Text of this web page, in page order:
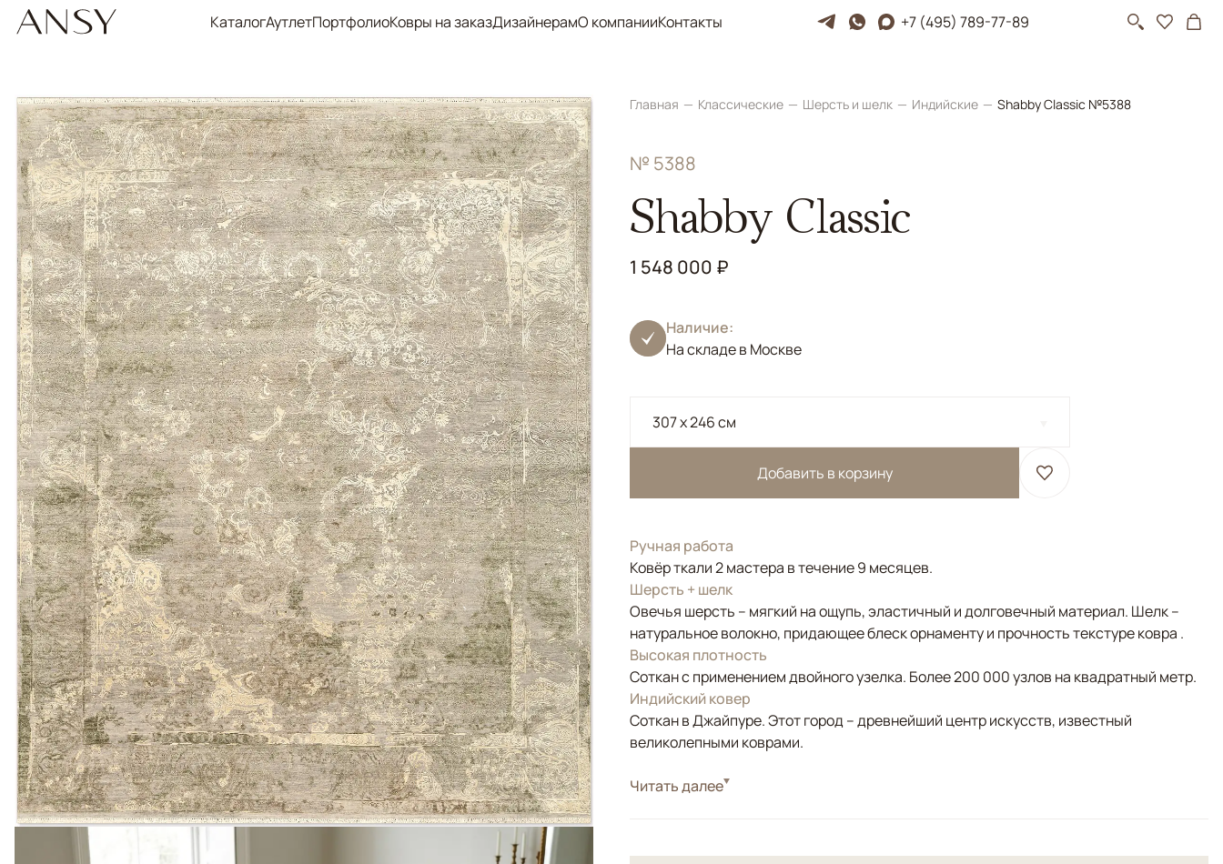
КаталогАутлетПортфолиоКовры на заказДизайнерамО компанииКонтакты +7 (495) 789-77-89
Главная Классические Шерсть и шелк Индийские Shabby Classic №5388
№ 5388
Shabby Classic
1 548 000 ₽
Наличие:
На складе в Москве
307 x 246 см
Добавить в корзину
Ручная работа
Ковёр ткали 2 мастера в течение 9 месяцев.
Шерсть + шелк
Овечья шерсть – мягкий на ощупь, эластичный и долговечный материал. Шелк –
натуральное волокно, придающее блеск орнаменту и прочность текстуре ковра .
Высокая плотность
Соткан с применением двойного узелка. Более 200 000 узлов на квадратный метр.
Индийский ковер
Соткан в Джайпуре. Этот город – древнейший центр искусств, известный
великолепными коврами.
СтильКлассические
Читать далее